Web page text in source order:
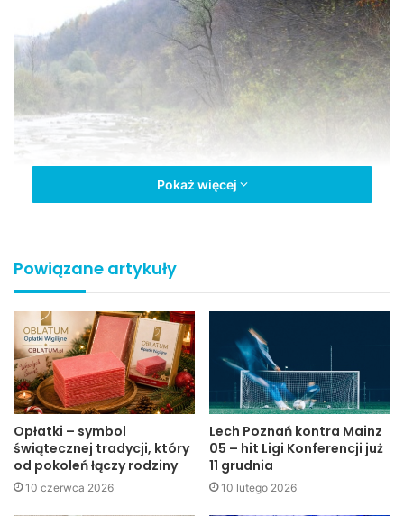
Pokaż więcej
Powiązane artykuły
Opłatki – symbol
świątecznej tradycji, który
od pokoleń łączy rodziny
10 czerwca 2026
Lech Poznań kontra Mainz
05 – hit Ligi Konferencji już
11 grudnia
10 lutego 2026